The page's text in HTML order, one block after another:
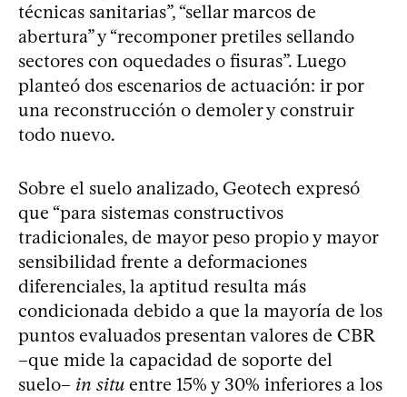
técnicas sanitarias”, “sellar marcos de
abertura” y “recomponer pretiles sellando
sectores con oquedades o fisuras”. Luego
planteó dos escenarios de actuación: ir por
una reconstrucción o demoler y construir
todo nuevo.
Sobre el suelo analizado, Geotech expresó
que “para sistemas constructivos
tradicionales, de mayor peso propio y mayor
sensibilidad frente a deformaciones
diferenciales, la aptitud resulta más
condicionada debido a que la mayoría de los
puntos evaluados presentan valores de CBR
–que mide la capacidad de soporte del
suelo– in situ entre 15% y 30% inferiores a los